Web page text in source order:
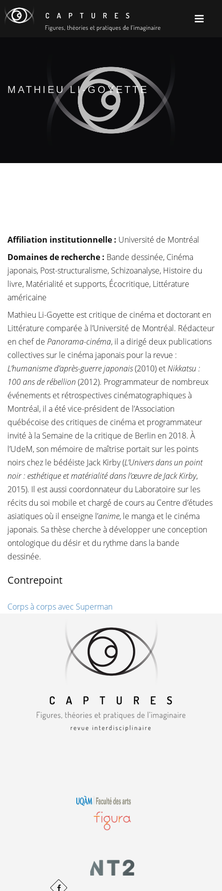
MATHIEU LI-GOYETTE
Affiliation institutionnelle : Université de Montréal
Domaines de recherche : Bande dessinée, Cinéma
japonais, Post-structuralisme, Schizoanalyse, Histoire du
livre, Matérialité et supports, Écocritique, Littérature
américaine
Mathieu Li-Goyette est critique de cinéma et doctorant en
Littérature comparée à l’Université de Montréal. Rédacteur
en chef de Panorama-cinéma, il a dirigé deux publications
collectives sur le cinéma japonais pour la revue :
L’humanisme d’après-guerre japonais(2010) etNikkatsu :
100 ans de rébellion (2012). Programmateur de nombreux
événements et rétrospectives cinématographiques à
Montréal, il a été vice-président de l’Association
québécoise des critiques de cinéma et programmateur
invité à la Semaine de la critique de Berlin en 2018. À
l’UdeM, son mémoire de maîtrise portait sur les points
noirs chez le bédéiste Jack Kirby (L’Univers dans un point
noir : esthétique et matérialité dans l’œuvre de Jack Kirby,
2015). Il est aussi coordonnateur du Laboratoire sur les
récits du soi mobile et chargé de cours au Centre d’études
asiatiques où il enseigne l’anime, le manga et le cinéma
japonais. Sa thèse cherche à développer une conception
ontologique du désir et du rythme dans la bande
dessinée.
Contrepoint
Corps à corps avec Superman